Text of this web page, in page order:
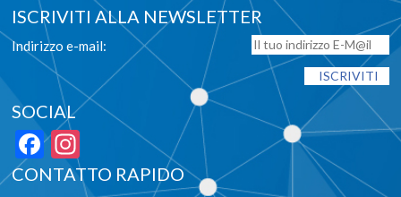
ISCRIVITI ALLA NEWSLETTER
Indirizzo e-mail:
SOCIAL
Facebook
Instagram
CONTATTO RAPIDO